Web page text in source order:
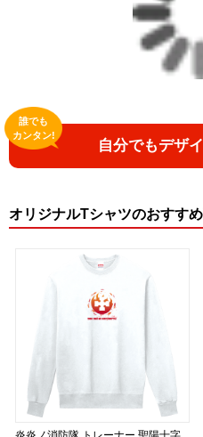
日本人も、日本語を学ぶ人も
タイルを提案します。
Celebrate the joy of not
Every language learner has
moment of saying,
“I have absolutely no idea what
Instead of hiding those
This collection embraces
that naturally comes with
Because every mistake is
understanding.
自分でもデザ
誰でも
カンタン!
オリジナルTシャツのおすす